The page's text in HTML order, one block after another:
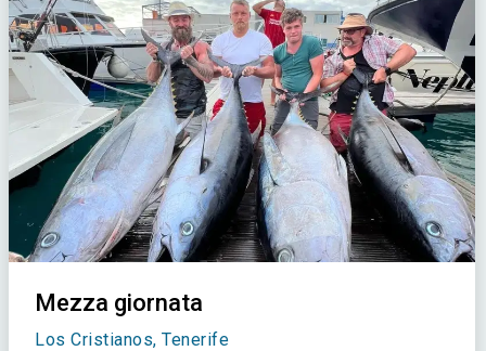
Mezza giornata
Los Cristianos, Tenerife